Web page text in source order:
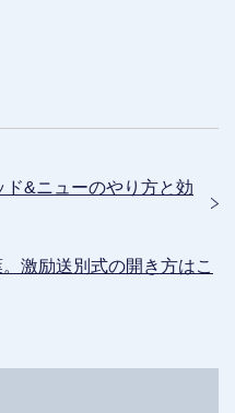
&ニューのやり方と効
激励送別式の開き方はこ